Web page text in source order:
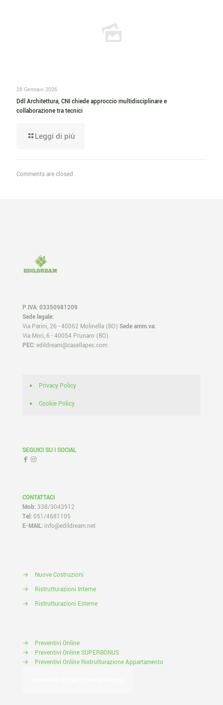
28 Gennaio 2026
Ddl Architettura, CNI chiede approccio multidisciplinare e
collaborazione tra tecnici
Leggi di più
Comments are closed.
P.IVA: 03350981209
Sede legale:
Via Parini, 26 - 40062 Molinella (BO) Sede amm.va:
Via Mori, 6 - 40054 Prunaro (BO)
PEC: edildream@casellapec.com
Privacy Policy
Cookie Policy
SEGUICI SU I SOCIAL
CONTATTACI
Mob: 338/3043912
Tel: 051/4681105
E-MAIL: info@edildream.net
→
Nuove Costruzioni
→
Ristrutturazioni Interne
→
Ristrutturazioni Esterne
→
Preventivi Online
→
Preventivi Online SUPERBONUS
→
Preventivi Online Ristrutturazione Appartamento